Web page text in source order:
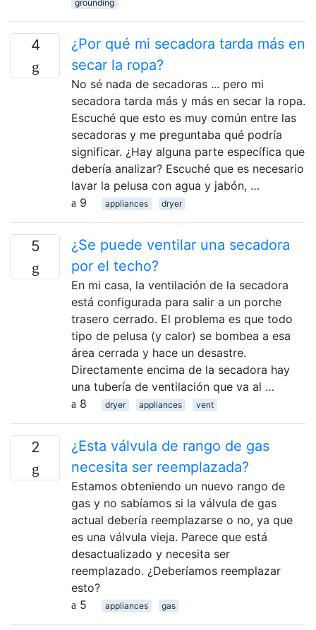
grounding
4
¿Por qué mi secadora tarda más en
secar la ropa?
No sé nada de secadoras ... pero mi
secadora tarda más y más en secar la ropa.
Escuché que esto es muy común entre las
secadoras y me preguntaba qué podría
significar. ¿Hay alguna parte específica que
debería analizar? Escuché que es necesario
lavar la pelusa con agua y jabón, …
9
appliances dryer
5
¿Se puede ventilar una secadora
por el techo?
En mi casa, la ventilación de la secadora
está configurada para salir a un porche
trasero cerrado. El problema es que todo
tipo de pelusa (y calor) se bombea a esa
área cerrada y hace un desastre.
Directamente encima de la secadora hay
una tubería de ventilación que va al …
8
dryer appliances vent
2
¿Esta válvula de rango de gas
necesita ser reemplazada?
Estamos obteniendo un nuevo rango de
gas y no sabíamos si la válvula de gas
actual debería reemplazarse o no, ya que
es una válvula vieja. Parece que está
desactualizado y necesita ser
reemplazado. ¿Deberíamos reemplazar
esto?
5
appliances gas